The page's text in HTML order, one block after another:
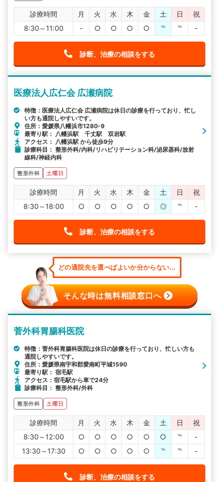
診療時間 月 火 水 木 金 土 日
祝
8:30～11:00
- ○ ○ ○ ○ ℡ ℡ -
診断、治療の相談をする
医療法人広仁会 広瀬病院
特徴：医療法人広仁会 広瀬病院は休日の診療を行っており、忙し
い方も通院しやすいです。
住所：愛媛県八幡浜市1280-9
最寄り駅： 八幡浜駅 千丈駅 双岩駅
アクセス： 八幡浜駅 から徒歩9分
診療科目： 整形外科/内科/リハビリテーション科/泌尿器科/放射
線科/神経内科
整形外科 土曜日
診療時間 月 火 水 木 金 土 日
祝
8:30～18:00
○ ○ ○ ○ ○ ◎ ℡ -
診断、治療の相談をする
どの通院先を選べばよいか分からない...
そんな時は無料相談窓口へ
菅外科胃腸科医院
特徴：菅外科胃腸科医院は休日の診療を行っており、忙しい方も
通院しやすいです。
住所：愛媛県南宇和郡愛南町平城1590
最寄り駅： 宿毛駅
アクセス：宿毛駅から車で24分
診療科目： 整形外科/外科
整形外科 土曜日
診療時間 月 火 水 木 金 土 日
祝
8:30～12:00
○ ○ ○ ○ ○ ○ ℡
-
13:30～17:30
○ ○ ○ ○ ○ ℡ ℡ -
診断、治療の相談をする